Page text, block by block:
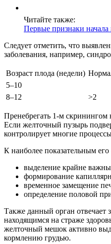
Читайте также:
Первые признаки
Следует отметить, что
заболевания, например,
Возраст плода (недели)
5–10
8–12
>2
Пренебрегать 1-м скринингом
Если желточный пузырь
контролирует многие
К наиболее показательным
выделение крайне
формирование
временное замещение
определение половой
Также данный орган отвечает
находящимся на страже
желточный мешок активно
кормлению грудью.